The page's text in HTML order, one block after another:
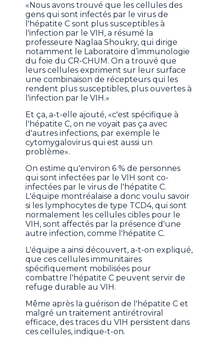
«Nous avons trouvé que les cellules des
gens qui sont infectés par le virus de
l'hépatite C sont plus susceptibles à
l'infection par le VIH, a résumé la
professeure Naglaa Shoukry, qui dirige
notamment le Laboratoire d’immunologie
du foie du CR-CHUM. On a trouvé que
leurs cellules expriment sur leur surface
une combinaison de récepteurs qui les
rendent plus susceptibles, plus ouvertes à
l'infection par le VIH.»
Et ça, a-t-elle ajouté, «c'est spécifique à
l'hépatite C, on ne voyait pas ça avec
d'autres infections, par exemple le
cytomygalovirus qui est aussi un
problème».
On estime qu'environ 6 % de personnes
qui sont infectées par le VIH sont co-
infectées par le virus de l'hépatite C.
L'équipe montréalaise a donc voulu savoir
si les lymphocytes de type TCD4, qui sont
normalement les cellules cibles pour le
VIH, sont affectés par la présence d'une
autre infection, comme l'hépatite C.
L'équipe a ainsi découvert, a-t-on expliqué,
que ces cellules immunitaires
spécifiquement mobilisées pour
combattre l'hépatite C peuvent servir de
refuge durable au VIH.
Même après la guérison de l'hépatite C et
malgré un traitement antirétroviral
efficace, des traces du VIH persistent dans
ces cellules, indique-t-on.